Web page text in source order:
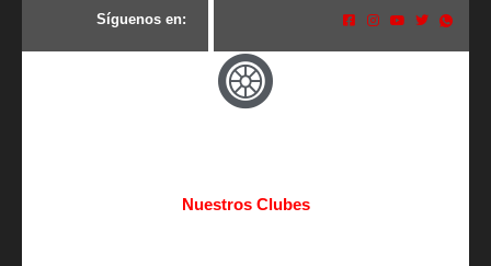
Síguenos en:
Nuestros Clubes